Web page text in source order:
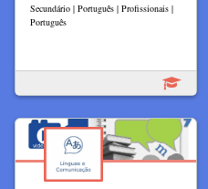
Secundário | Português | Profissionais |
Português